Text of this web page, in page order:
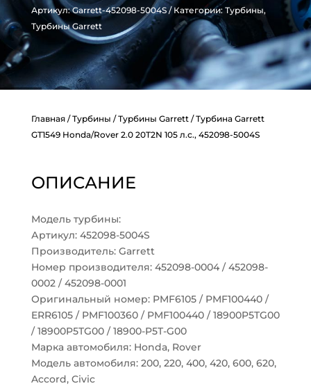
Артикул:Garrett-452098-5004S Категории: Турбины,
Турбины Garrett
Главная/Турбины /Турбины Garrett/ Турбина Garrett
GT1549 Honda/Rover 2.0 20T2N 105 л.с., 452098-5004S
ОПИСАНИЕ
Модель турбины:
Артикул: 452098-5004S
Производитель: Garrett
Номер производителя: 452098-0004 / 452098-
0002 / 452098-0001
Оригинальный номер: PMF6105 / PMF100440 /
ERR6105 / PMF100360 / PMF100440 / 18900P5TG00
/ 18900P5TG00 / 18900-P5T-G00
Марка автомобиля: Honda, Rover
Модель автомобиля: 200, 220, 400, 420, 600, 620,
Accord, Civic